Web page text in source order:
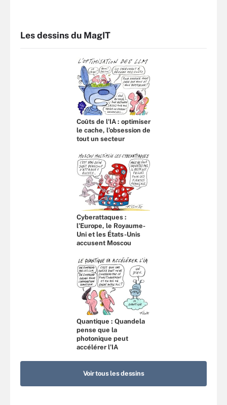
Les dessins du MagIT
Coûts de l'IA : optimiser
le cache, l’obsession de
tout un secteur
Cyberattaques :
l’Europe, le Royaume-
Uni et les États-Unis
accusent Moscou
Quantique : Quandela
pense que la
photonique peut
accélérer l’IA
Voir tous les dessins